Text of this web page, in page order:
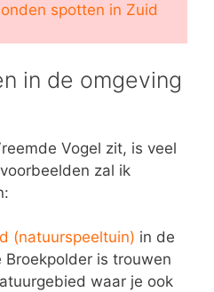
spotten in Zuid
in de omgeving
Vogel zit, is veel
zal ik
(natuurspeeltuin) in de
Broekpolder is trouwen
waar je ook